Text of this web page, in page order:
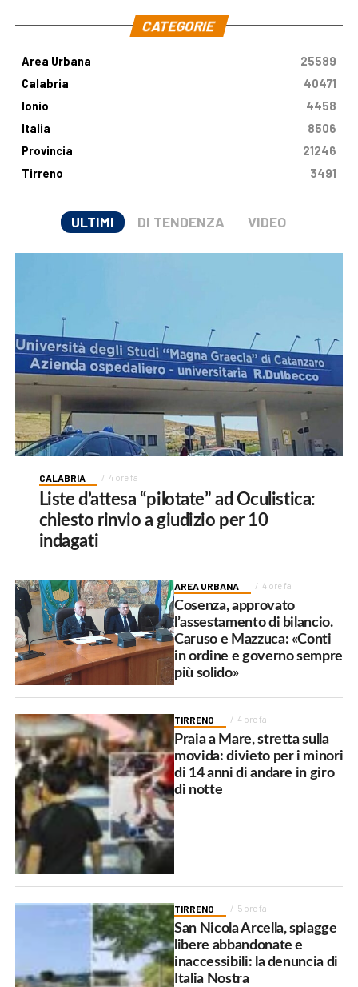
CATEGORIE
Area Urbana
25589
Calabria
40471
Ionio
4458
Italia
8506
Provincia
21246
Tirreno
3491
ULTIMI DI TENDENZA VIDEO
CALABRIA 4 ore fa
Liste d’attesa “pilotate” ad Oculistica:
chiesto rinvio a giudizio per 10
indagati
AREA URBANA 4 ore fa
Cosenza, approvato
l’assestamento di bilancio.
Caruso e Mazzuca: «Conti
in ordine e governo sempre
più solido»
TIRRENO 4 ore fa
Praia a Mare, stretta sulla
movida: divieto per i minori
di 14 anni di andare in giro
di notte
TIRRENO 5 ore fa
San Nicola Arcella, spiagge
libere abbandonate e
inaccessibili: la denuncia di
Italia Nostra